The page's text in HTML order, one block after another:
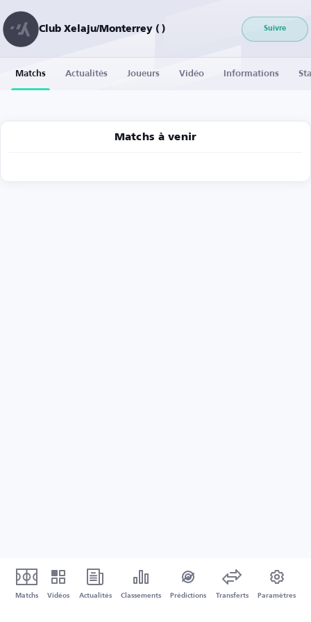
Club Xelaju/Monterrey ( ) Suivre
Matchs Actualités Joueurs Vidéo Informations
Matchs à venir
Matchs Vidéos Actualités Classements Prédictions Transferts Paramètres